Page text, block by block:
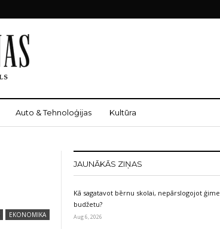
Auto & Tehnoloģijas Kultūra
EKONOMIKA
JAUNĀKĀS ZIŅAS
Kā sagatavot bērnu skolai, nepārslogojot
budžetu?
Aug 6, 2026